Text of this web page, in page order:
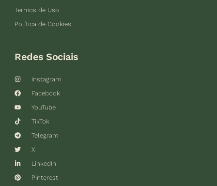
Termos de Uso
Política de Cookies
Redes Sociais
Instagram
Facebook
YouTube
TikTok
Telegram
X
LinkedIn
Pinterest